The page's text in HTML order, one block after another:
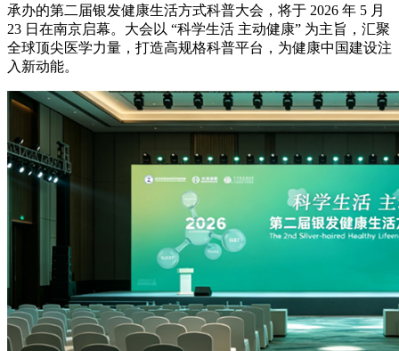
承办的第二届银发健康生活方式科普大会，将于 2026 年 5 月
23 日在南京启幕。大会以 “科学生活 主动健康” 为主旨，汇聚
全球顶尖医学力量，打造高规格科普平台，为健康中国建设注
入新动能。